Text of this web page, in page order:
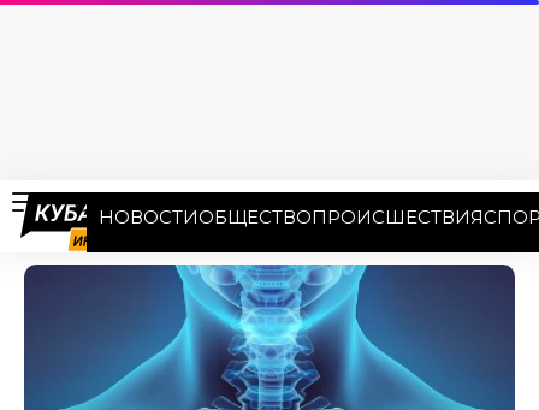
НОВОСТИОБЩЕСТВОПРОИСШЕСТВИЯ